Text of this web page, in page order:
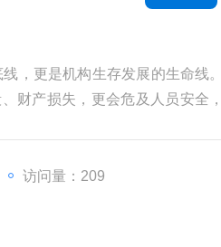
，更是机构生存发展的生命线
财产损失，更会危及人员安全
访问量：209